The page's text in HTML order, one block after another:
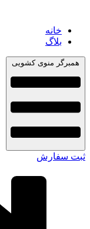
خانه
بلاگ
همبرگر منوی کشویی
ثبت سفارش